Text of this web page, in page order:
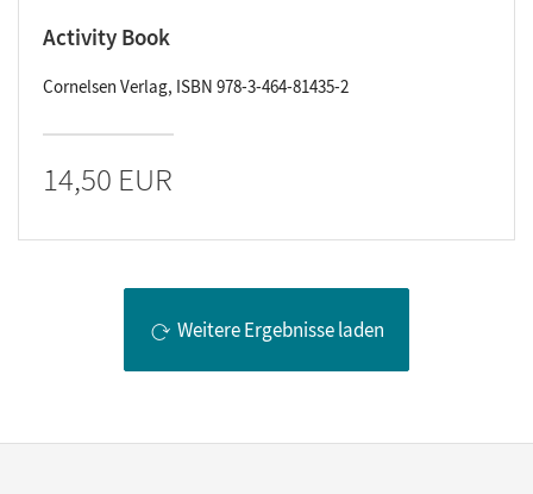
Activity Book
Cornelsen Verlag, ISBN 978-3-464-81435-2
14,50 EUR
Weitere Ergebnisse laden